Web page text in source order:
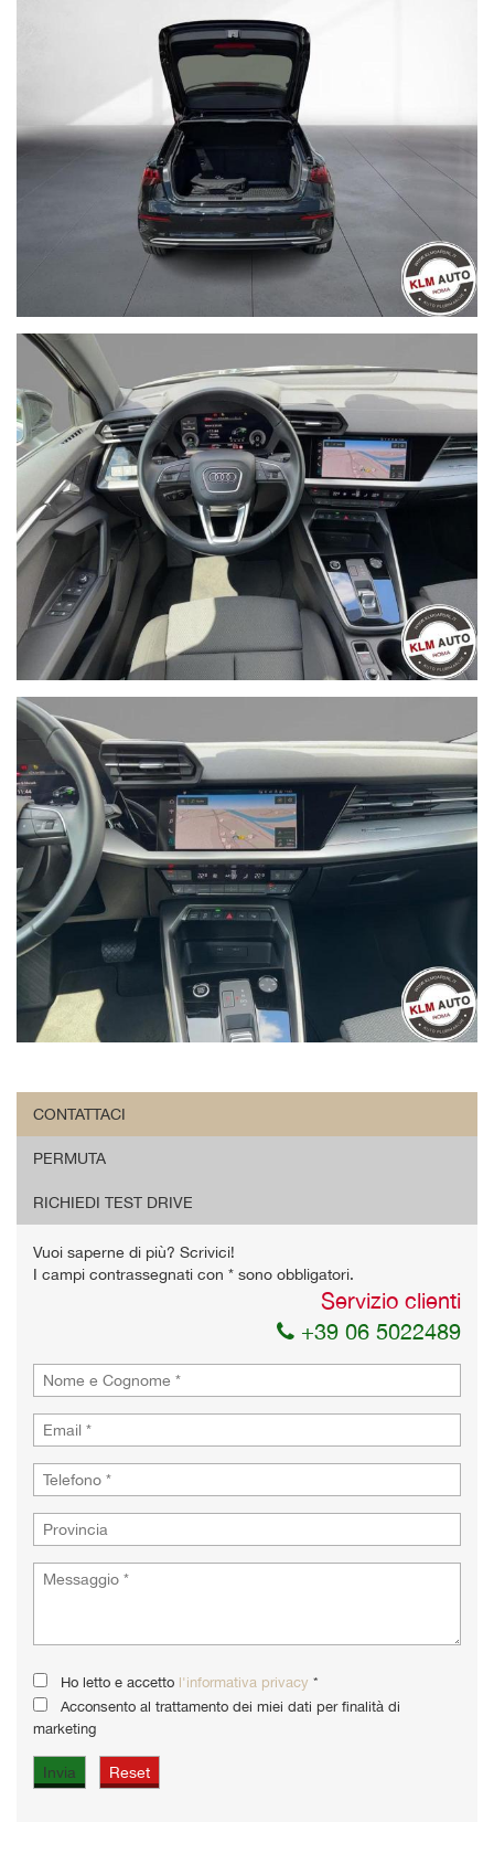
CONTATTACI
PERMUTA
RICHIEDI TEST DRIVE
Vuoi saperne di più? Scrivici!
I campi contrassegnati con * sono obbligatori.
Servizio clienti
+39 06 5022489
Ho letto e accetto l'informativa privacy *
Acconsento al trattamento dei miei dati per finalità di
marketing